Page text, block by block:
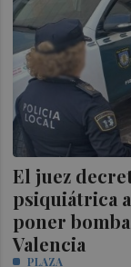
El juez
psiquiátrica
poner
Valencia
PLAZA